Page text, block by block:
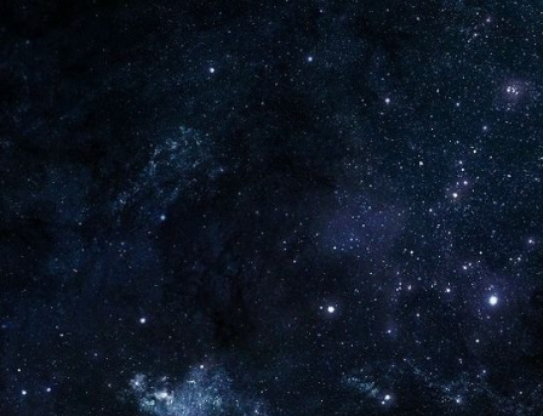
Plus de 2800 critiques de films